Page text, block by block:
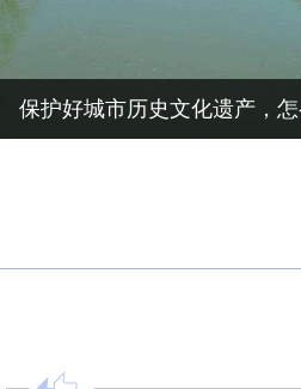
保护好城市历史文化遗产，怎